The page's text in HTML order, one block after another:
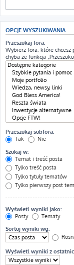
OPCJE WYSZUKIWANIA
Przeszukaj fora:
Wybierz fora, które chcesz
chyba że funkcja
Przeszukaj subfora:
Tak
Nie
Szukaj w:
Temat i treść posta
Tylko treść posta
Tylko tytuły tematów
Tylko pierwszy post
Wyświetl wyniki jako:
Posty
Tematy
Sortuj wyniki wg:
Wyświetl wyniki z